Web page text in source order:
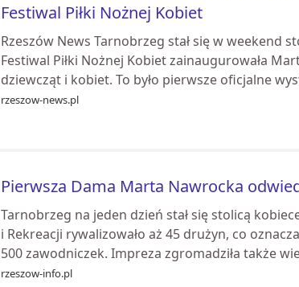
Festiwal Piłki Nożnej Kobiet
Rzeszów News Tarnobrzeg stał się w weekend
Festiwal Piłki Nożnej Kobiet zainaugurowała
dziewcząt i kobiet. To było pierwsze oficjalne
rzeszow-news.pl
Pierwsza Dama Marta Nawrocka
Tarnobrzeg na jeden dzień stał się stolicą
i Rekreacji rywalizowało aż 45 drużyn, co
500 zawodniczek. Impreza zgromadziła także
rzeszow-info.pl